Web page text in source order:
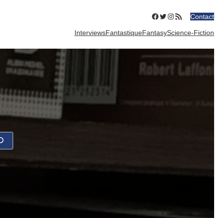
Facebook
Twitter
Instagram
Flux RSSContact
InterviewsFantastiqueFantasyScience-Fiction